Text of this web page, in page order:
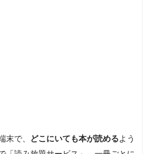
末で、 どこにいても本が読めるよう